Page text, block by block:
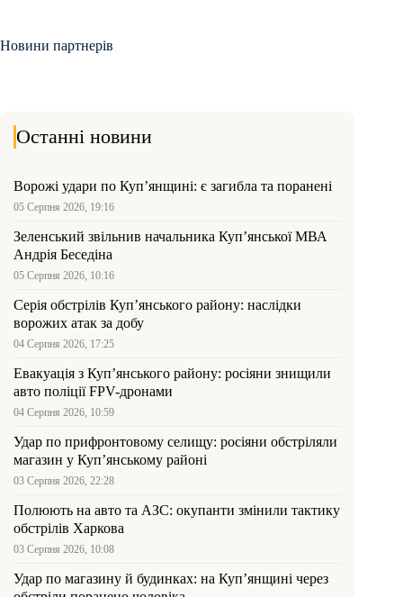
Новини партнерів
Останні новини
Ворожі удари по Куп’янщині: є загибла та поранені
05 Серпня 2026, 19:16
Зеленський звільнив начальника Купʼянської МВА
Андрія Беседіна
05 Серпня 2026, 10:16
Серія обстрілів Куп’янського району: наслідки
ворожих атак за добу
04 Серпня 2026, 17:25
Евакуація з Куп’янського району: росіяни знищили
авто поліції FPV-дронами
04 Серпня 2026, 10:59
Удар по прифронтовому селищу: росіяни обстріляли
магазин у Куп’янському районі
03 Серпня 2026, 22:28
Полюють на авто та АЗС: окупанти змінили тактику
обстрілів Харкова
03 Серпня 2026, 10:08
Удар по магазину й будинках: на Куп’янщині через